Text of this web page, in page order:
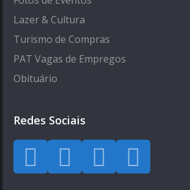
Lazer & Cultura
Turismo de Compras
PAT Vagas de Empregos
Obituário
Redes Sociais